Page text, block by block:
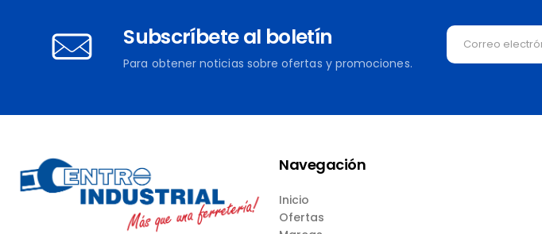
Subscríbete al boletín
Para obtener noticias sobre ofertas y promociones.
Navegación
Inicio
Ofertas